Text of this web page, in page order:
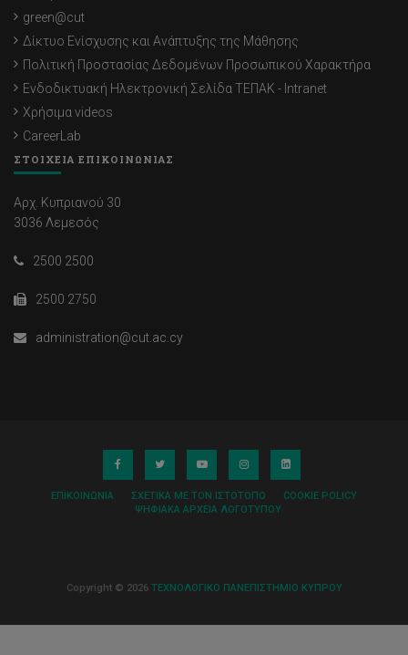
green@cut
Δίκτυο Ενίσχυσης και Ανάπτυξης της Μάθησης
Πολιτική Προστασίας Δεδομένων Προσωπικού Χαρακτήρα
Ενδοδικτυακή Ηλεκτρονική Σελίδα ΤΕΠΑΚ - Intranet
Χρήσιμα videos
CareerLab
ΣΤΟΙΧΕΙΑ ΕΠΙΚΟΙΝΩΝΙΑΣ
Αρχ. Κυπριανού 30
3036 Λεμεσός
2500 2500
2500 2750
administration@cut.ac.cy
ΕΠΙΚΟΙΝΩΝΊΑ ΣΧΕΤΙΚΆ ΜΕ ΤΟΝ ΙΣΤΌΤΟΠΟ
COOKIE POLICY
ΨΗΦΙΑΚΆ ΑΡΧΕΊΑ ΛΟΓΌΤΥΠΟΥ
Copyright © 2026 ΤΕΧΝΟΛΟΓΙΚΟ ΠΑΝΕΠΙΣΤΗΜΙΟ ΚΥΠΡΟΥ